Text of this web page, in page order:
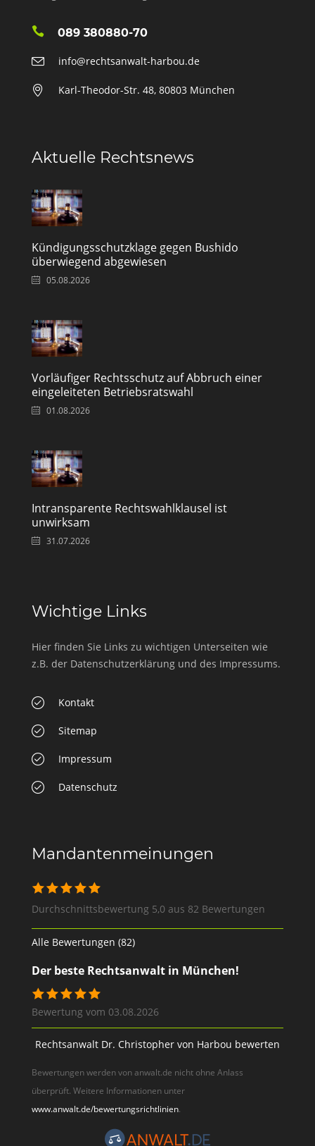
089 380880-70
info@rechtsanwalt-harbou.de
Karl-Theodor-Str. 48, 80803 München
Aktuelle Rechtsnews
Kündigungsschutzklage gegen Bushido
überwiegend abgewiesen
05.08.2026
Vorläufiger Rechtsschutz auf Abbruch einer
eingeleiteten Betriebsratswahl
01.08.2026
Intransparente Rechtswahlklausel ist
unwirksam
31.07.2026
Wichtige Links
Hier finden Sie Links zu wichtigen Unterseiten wie
z.B. der Datenschutzerklärung und des Impressums.
Kontakt
Sitemap
Impressum
Datenschutz
Mandantenmeinungen
Durchschnittsbewertung 5,0 aus 82 Bewertungen
Alle Bewertungen (82)
Der beste Rechtsanwalt in München!
Bewertung vom 03.08.2026
Rechtsanwalt Dr. Christopher von Harbou bewerten
Bewertungen werden von anwalt.de nicht ohne Anlass
überprüft. Weitere Informationen unter
www.anwalt.de/bewertungsrichtlinien.